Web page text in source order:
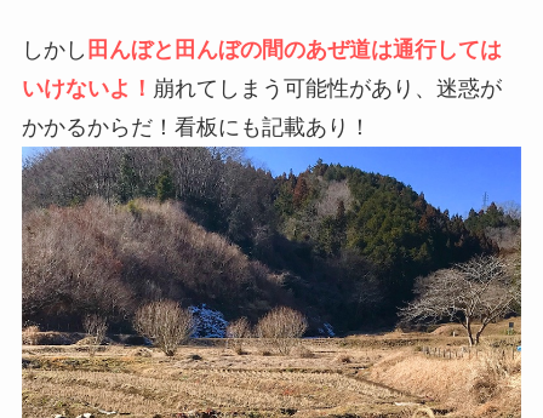
しかし 田んぼと田んぼの間のあぜ道は通行しては
いけないよ！ 崩れてしまう可能性があり、迷惑が
かかるからだ！看板にも記載あり！